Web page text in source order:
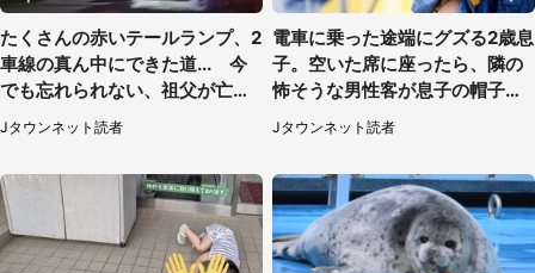
たくさんの赤いテールランプ、2
車線の真ん中にできた道... 今
でも忘れられない、祖父が亡く
なった夜に見た光景（30代女
性）
Jタウンネット読者
電車に乗った途端にグズる2歳息
子。空いた席に座ったら、隣の
怖そうな男性客が息子の帽子に
手を伸ばし（千葉県・40代女
性）
Jタウンネット読者